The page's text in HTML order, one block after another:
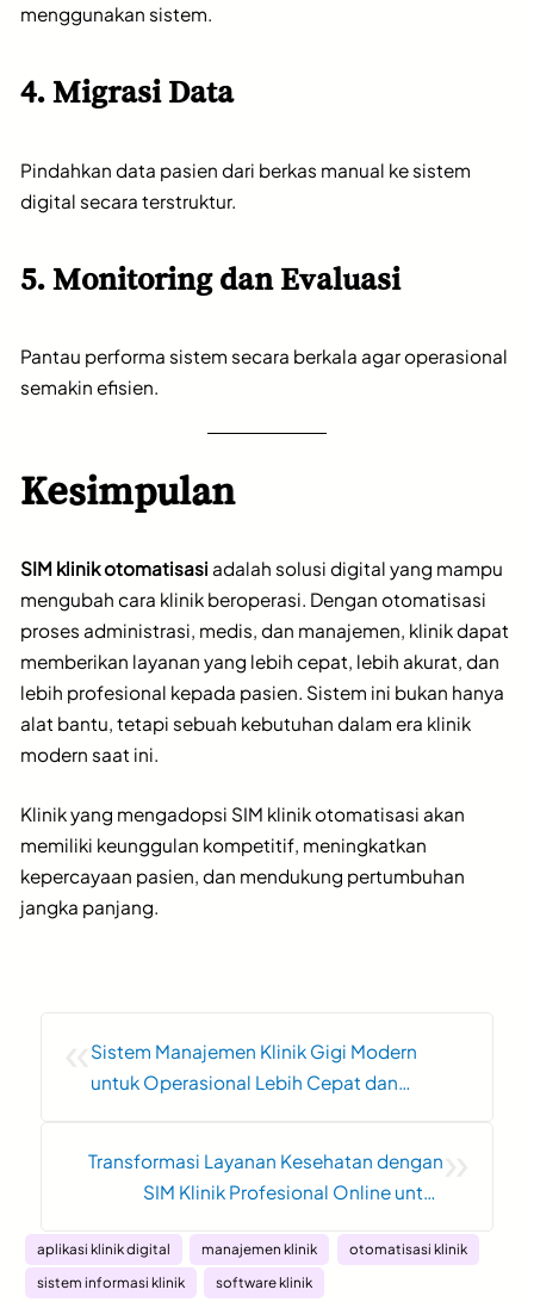
menggunakan sistem.
4. Migrasi Data
Pindahkan data pasien dari berkas manual ke sistem
digital secara terstruktur.
5. Monitoring dan Evaluasi
Pantau performa sistem secara berkala agar operasional
semakin efisien.
Kesimpulan
SIM klinik otomatisasi adalah solusi digital yang mampu
mengubah cara klinik beroperasi. Dengan otomatisasi
proses administrasi, medis, dan manajemen, klinik dapat
memberikan layanan yang lebih cepat, lebih akurat, dan
lebih profesional kepada pasien. Sistem ini bukan hanya
alat bantu, tetapi sebuah kebutuhan dalam era klinik
modern saat ini.
Klinik yang mengadopsi SIM klinik otomatisasi akan
memiliki keunggulan kompetitif, meningkatkan
kepercayaan pasien, dan mendukung pertumbuhan
jangka panjang.
Sistem Manajemen Klinik Gigi Modern
untuk Operasional Lebih Cepat dan
Transformasi Layanan Kesehatan dengan
SIM Klinik Profesional Online untuk
aplikasi klinik digital manajemen klinik
otomatisasi klinik
sistem informasi klinik
software klinik